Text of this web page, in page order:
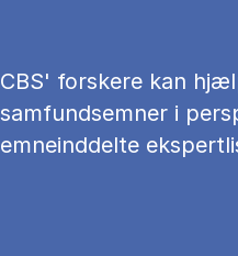
CBS' forskere kan
samfundsemner i
emneinddelte